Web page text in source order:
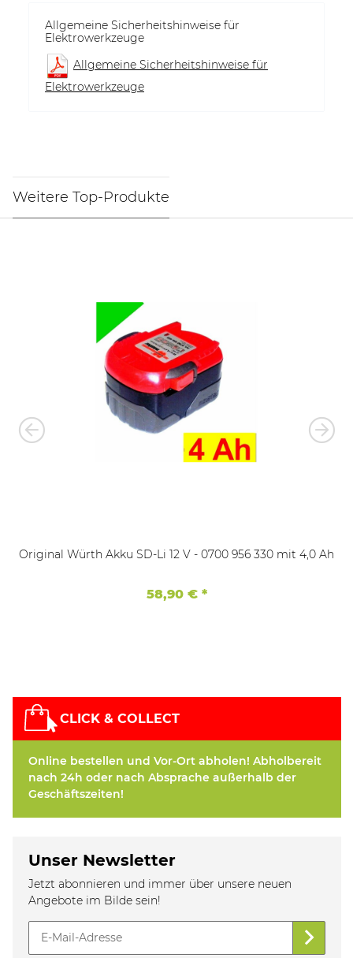
Allgemeine Sicherheitshinweise für
Elektrowerkzeuge
Allgemeine Sicherheitshinweise für
Elektrowerkzeuge
Weitere Top-Produkte
Original Würth Akku SD-Li 12 V - 0700 956 330 mit 4,0 Ah
58,90 € *
CLICK & COLLECT
Online bestellen und Vor-Ort abholen! Abholbereit
nach 24h oder nach Absprache außerhalb der
Geschäftszeiten!
Unser Newsletter
Jetzt abonnieren und immer über unsere neuen
Angebote im Bilde sein!